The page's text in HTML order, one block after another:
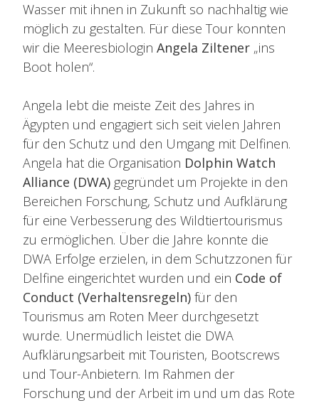
Wasser mit ihnen in Zukunft so nachhaltig wie
möglich zu gestalten. Für diese Tour konnten
wir die Meeresbiologin Angela Ziltener „ins
Boot holen“.
Angela lebt die meiste Zeit des Jahres in
Ägypten und engagiert sich seit vielen Jahren
für den Schutz und den Umgang mit Delfinen.
Angela hat die Organisation Dolphin Watch
Alliance (DWA) gegründet um Projekte in den
Bereichen Forschung, Schutz und Aufklärung
für eine Verbesserung des Wildtiertourismus
zu ermöglichen. Über die Jahre konnte die
DWA Erfolge erzielen, in dem Schutzzonen für
Delfine eingerichtet wurden und ein Code of
Conduct (Verhaltensregeln) für den
Tourismus am Roten Meer durchgesetzt
wurde. Unermüdlich leistet die DWA
Aufklärungsarbeit mit Touristen, Bootscrews
und Tour-Anbietern. Im Rahmen der
Forschung und der Arbeit im und um das Rote